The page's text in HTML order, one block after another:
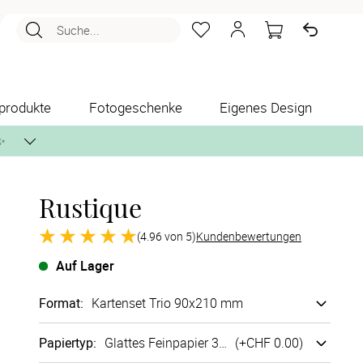
Suche...
Fotogeschenke Eigenes Design
per Post zusenden.
Rustique
(4.96 von 5)Kundenbewertungen
Auf Lager
Format: Kartenset Trio 90x210 mm
Papiertyp: Glattes Fein­papier 300g/m² (+CHF 0.00)